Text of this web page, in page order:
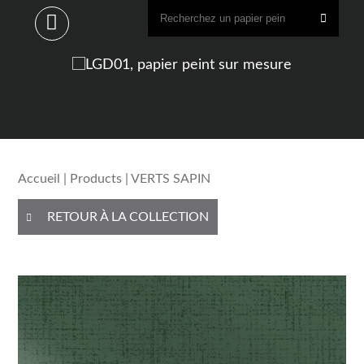
Accueil Products | VERTS SAPIN
RETOUR À LA COLLECTION